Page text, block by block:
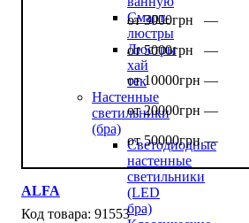
Смарт-
люстры
Люстры
хай
тек
Настенные
светильники
(бра)
Светодиодные
настенные
светильники
(LED
бра)
от 3000грн —
от 5000грн —
от 10000грн —
от 20000грн —
от 50000грн —
ALFA
91553